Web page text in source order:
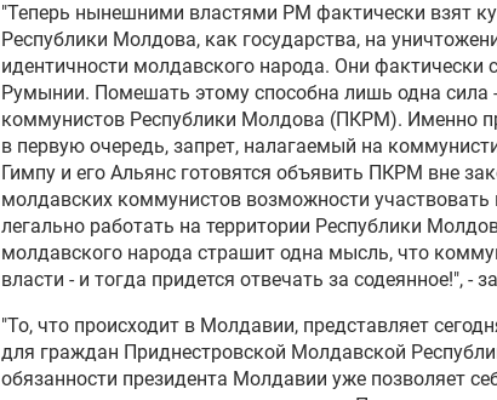
Президент Молдавии защищает
интересы другой страны —
Захарова
14:57
В Молдавии готовят
законопроекты о
переименовании языка
12:27
В Молдавии сообщили о начале
импорта газа из Румынии
Между Молдавией и Румынией
наведут три новых моста
"Теперь нынешними властями РМ фактически взят
Республики Молдова, как государства, на
идентичности молдавского народа. Они
Румынии. Помешать этому способна лишь одна сила
коммунистов Республики Молдова (ПКРМ). Именно
в первую очередь, запрет, налагаемый на
Гимпу и его Альянс готовятся объявить ПКРМ вне
молдавских коммунистов возможности участвовать
легально работать на территории Республики
молдавского народа страшит одна мысль, что
власти - и тогда придется отвечать за содеянное!", -
"То, что происходит в Молдавии, представляет
для граждан Приднестровской Молдавской
обязанности президента Молдавии уже позволяет